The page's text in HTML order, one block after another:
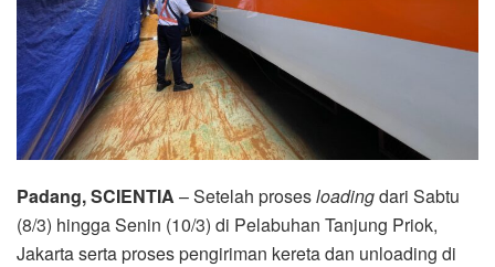
Padang, SCIENTIA – Setelah prosesloadingdari Sabtu
(8/3) hingga Senin (10/3) di Pelabuhan Tanjung Priok,
Jakarta serta proses pengiriman kereta dan unloading di